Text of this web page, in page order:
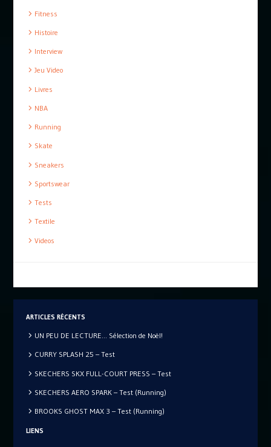
Fitness
Histoire
Interview
Jeu Video
Livres
NBA
Running
Skate
Sneakers
Sportswear
Tests
Textile
Videos
ARTICLES RÉCENTS
UN PEU DE LECTURE… Sélection de Noël!
CURRY SPLASH 25 – Test
SKECHERS SKX FULL-COURT PRESS – Test
SKECHERS AERO SPARK – Test (Running)
BROOKS GHOST MAX 3 – Test (Running)
LIENS